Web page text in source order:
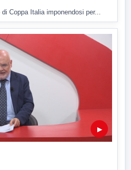
Coppa Italia imponendosi per...
▶